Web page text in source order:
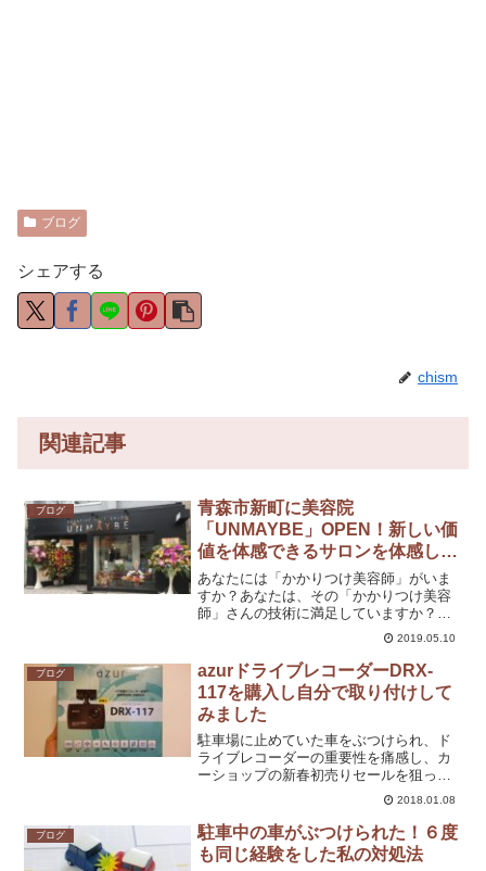
ブログ
シェアする
chism
関連記事
ブログ
青森市新町に美容院
「UNMAYBE」OPEN！新しい価
値を体感できるサロンを体感して
きました！
あなたには「かかりつけ美容師」がいま
すか？あなたは、その「かかりつけ美容
師」さんの技術に満足していますか？わ
たしはよく「ねぇねぇ、ちぃちゃんはど
この美容院に通ってるの？」って聞かれ
ます。あなたの周りにも、常に美容院を
探している人っていません...
2019.05.10
ブログ
azurドライブレコーダーDRX-
117を購入し自分で取り付けして
みました
駐車場に止めていた車をぶつけられ、ド
ライブレコーダーの重要性を痛感し、カ
ーショップの新春初売りセールを狙って
いた夫婦の嫁の方でありこのブログの管
理人である「ちぃ」です。あけましてお
めでとうございます！新春初売りセール
のチラシをあちこち見まし...
2018.01.08
ブログ
駐車中の車がぶつけられた！６度
も同じ経験をした私の対処法